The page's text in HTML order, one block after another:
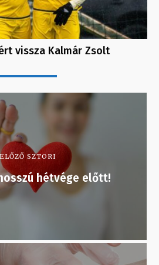
vissza Kalmár Zsolt
SZTORI
hétvége előtt!